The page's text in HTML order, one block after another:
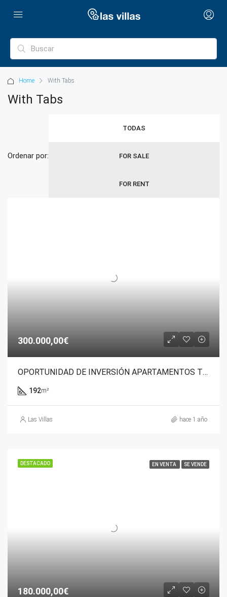
Home With Tabs
With Tabs
TODAS
FOR SALE
FOR RENT
Ordenar por:
300.000,00€
OPORTUNIDAD DE INVERSIÓN APARTAMENTOS TENERIFE SUR!!
192m²
Las Villas hace 1 año
DESTACADO EN VENTA SE VENDE
180.000,00€